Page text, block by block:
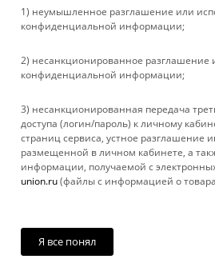
+ 7 861 272-
г. Краснодар, ул.
2026 © Rebase
Мы используем файлы cookie,
специалистами и третьими лицами, для
нашем веб-сайте, что позволяет нам
взаимодействие с пользователями и
Продолжая просмотр страниц нашего
условия его использования. Более
Принимаю
1) неумышленное разглашение или
конфиденциальной информации;
2) несанкционированное разглашение
конфиденциальной информации;
3) несанкционированная передача
доступа (логин/пароль) к личному
страниц сервиса, устное разглашение
размещенной в личном кабинете, а
информации, получаемой с
union.ru(файлы с информацией о
Я все понял